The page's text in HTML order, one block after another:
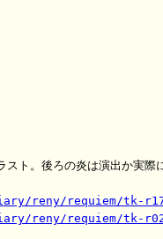
スト。後ろの炎は演出か実際
reny/requiem/tk-
reny/requiem/tk-